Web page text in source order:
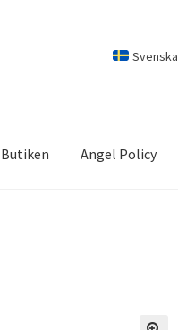
Svenska
Butiken Angel Policy